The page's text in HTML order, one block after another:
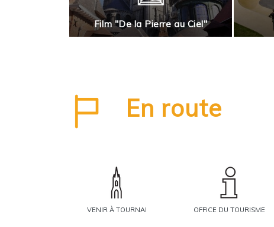
Film "De la Pierre au Ciel"
En route
VENIR À TOURNAI OFFICE DU TOURISME